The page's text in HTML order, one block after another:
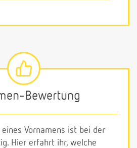
Bewertung
Vornamens ist bei der
Hier erfahrt ihr, welche